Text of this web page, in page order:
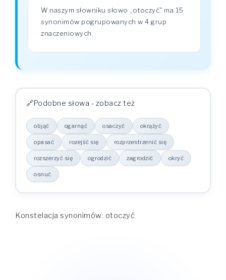
W naszym słowniku słowo „otoczyć" ma 15
synonimów pogrupowanych w 4 grup
znaczeniowych.
Podobne słowa - zobacz też
objąć ogarnąć osaczyć okrążyć
opasać rozejść się rozprzestrzenić się
rozszerzyć się ogrodzić zagrodzić okryć
osnuć
Konstelacja synonimów: otoczyć